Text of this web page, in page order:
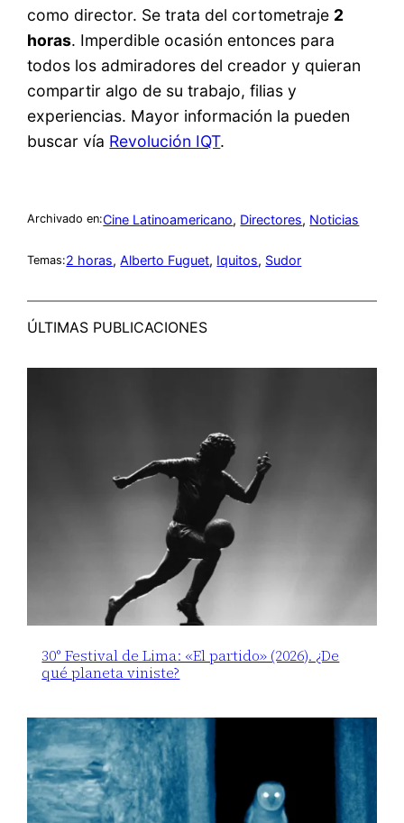
como director. Se trata del cortometraje 2
horas. Imperdible ocasión entonces para
todos los admiradores del creador y quieran
compartir algo de su trabajo, filias y
experiencias. Mayor información la pueden
buscar vía Revolución IQT.
Archivado en:Cine Latinoamericano, Directores, Noticias
Temas:2 horas, Alberto Fuguet, Iquitos, Sudor
ÚLTIMAS PUBLICACIONES
30° Festival de Lima: «El partido» (2026). ¿De
qué planeta viniste?